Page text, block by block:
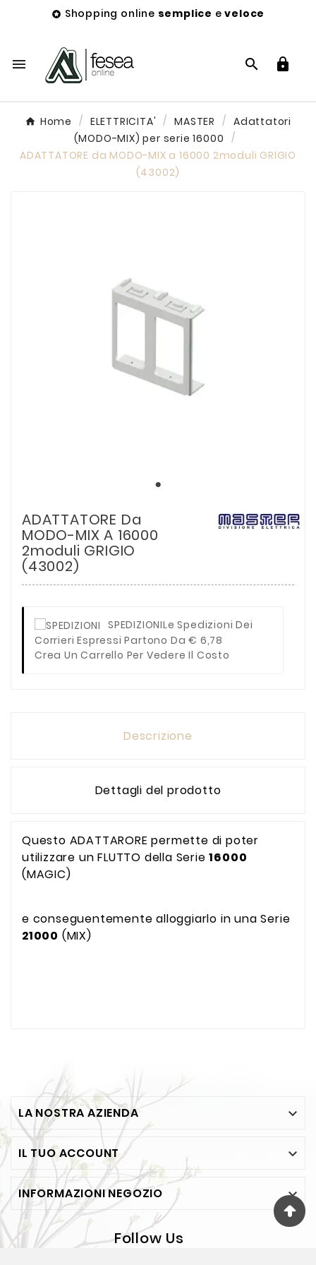
 Shopping online semplice eveloce
  
Home ELETTRICITA' MASTER
Adattatori
(MODO-MIX) per serie 16000
ADATTATORE da MODO-MIX a 16000 2moduli GRIGIO
(43002)
ADATTATORE Da
MODO-MIX A 16000
2moduli GRIGIO
(43002)
SPEDIZIONILe Spedizioni Dei
Corrieri Espressi Partono Da € 6,78
Crea Un Carrello Per Vedere Il Costo
Descrizione
Dettagli del prodotto
Questo ADATTARORE permette di poter
utilizzare un FLUTTO della Serie16000
(MAGIC)
e conseguentemente alloggiarlo in una Serie
21000 (MIX)
LA NOSTRA AZIENDA 
IL TUO ACCOUNT 
INFORMAZIONI NEGOZIO 
Follow Us